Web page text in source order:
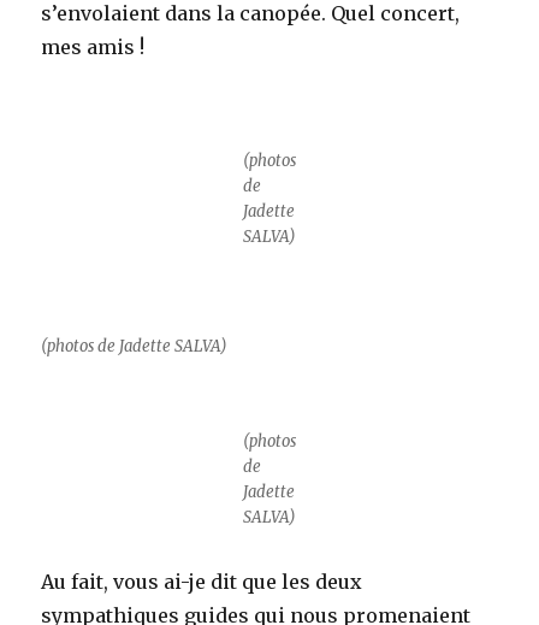
s’envolaient dans la canopée. Quel concert,
mes amis !
(photos
de
Jadette
SALVA)
(photos de Jadette SALVA)
(photos
de
Jadette
SALVA)
Au fait, vous ai-je dit que les deux
sympathiques guides qui nous promenaient